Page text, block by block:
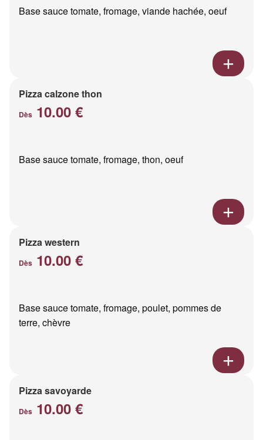
Base sauce tomate, fromage, viande hachée, oeuf
Pizza calzone thon
Dès 10.00 €
Base sauce tomate, fromage, thon, oeuf
Pizza western
Dès 10.00 €
Base sauce tomate, fromage, poulet, pommes de
terre, chèvre
Pizza savoyarde
Dès 10.00 €